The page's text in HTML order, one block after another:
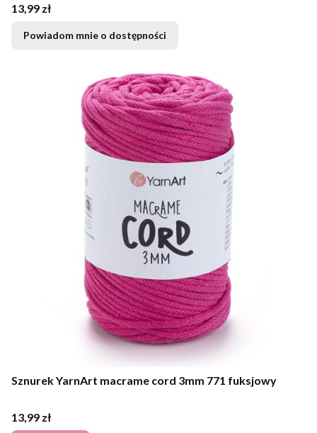
Cena
13,99 zł
Powiadom mnie o dostępności
Sznurek YarnArt macrame cord 3mm 771 fuksjowy
Cena
13,99 zł